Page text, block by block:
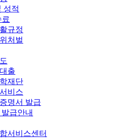
성적
료
규정
처벌
출
재단
비스
명서 발급
급안내
서비스센터